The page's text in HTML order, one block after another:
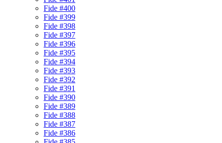
Fide #400
Fide #399
Fide #398
Fide #397
Fide #396
Fide #395
Fide #394
Fide #393
Fide #392
Fide #391
Fide #390
Fide #389
Fide #388
Fide #387
Fide #386